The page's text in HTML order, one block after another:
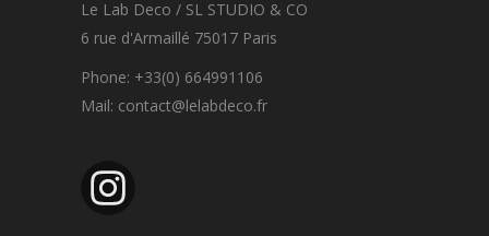
Le Lab Deco / SL STUDIO & CO
6 rue d'Armaillé 75017 Paris
Phone: +33(0) 664991106
Mail: contact@lelabdeco.fr